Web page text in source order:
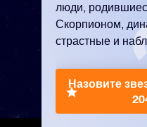
люди,
Скорпионом,
страстные и
Назовите